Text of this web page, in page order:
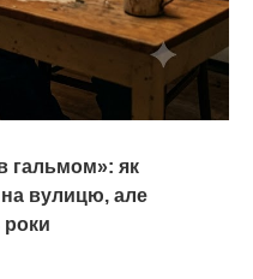
гальмом»: як
вулицю, але
роки